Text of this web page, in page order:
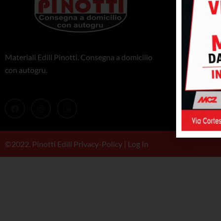
Materiali Edili Pinotti. Consegna a domicilio
con autogru.
Stufe
Caminetti
Caldaie
Barbeque
©2022. Pinotti Edili Privacy-Policy | Log In